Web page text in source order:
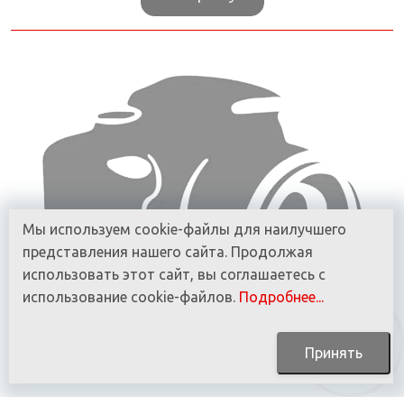
Мы используем cookie-файлы для наилучшего
представления нашего сайта. Продолжая
использовать этот сайт, вы соглашаетесь с
использование cookie-файлов. Подробнее...
Принять